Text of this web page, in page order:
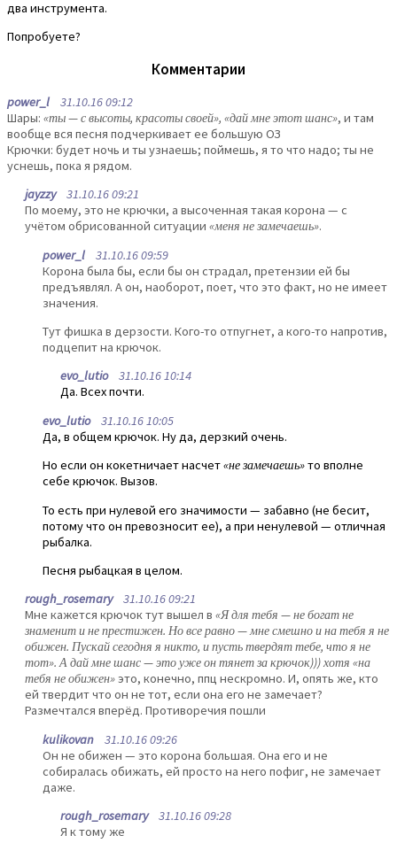
два инструмента.
Попробуете?
Комментарии
power_l 31.10.16 09:12
Шары: «ты — с высоты, красоты своей», «дай мне этот шанс», и там
вообще вся песня подчеркивает ее большую ОЗ
Крючки: будет ночь и ты узнаешь; поймешь, я то что надо; ты не
уснешь, пока я рядом.
jayzzy31.10.16 09:21
По моему, это не крючки, а высоченная такая корона — с
учётом обрисованной ситуации «меня не замечаешь».
power_l 31.10.16 09:59
Корона была бы, если бы он страдал, претензии ей бы
предъявлял. А он, наоборот, поет, что это факт, но не имеет
значения.
Тут фишка в дерзости. Кого-то отпугнет, а кого-то напротив,
подцепит на крючок.
evo_lutio31.10.16 10:14
Да. Всех почти.
evo_lutio31.10.16 10:05
Да, в общем крючок. Ну да, дерзкий очень.
Но если он кокетничает насчет«не замечаешь»то вполне
себе крючок. Вызов.
То есть при нулевой его значимости — забавно (не бесит,
потому что он превозносит ее), а при ненулевой — отличная
рыбалка.
Песня рыбацкая в целом.
rough_rosemary31.10.16 09:21
Мне кажется крючок тут вышел в «Я для тебя — не богат не
знаменит и не престижен. Но все равно — мне смешно и на тебя я не
обижен. Пускай сегодня я никто, и пусть твердят тебе, что я не
тот». А дай мне шанс — это уже он тянет за крючок))) хотя «на
тебя не обижен»это, конечно, ппц нескромно. И, опять же, кто
ей твердит что он не тот, если она его не замечает?
Размечтался вперёд. Противоречия пошли
kulikovan 31.10.16 09:26
Он не обижен — это корона большая. Она его и не
собиралась обижать, ей просто на него пофиг, не замечает
даже.
rough_rosemary31.10.16 09:28
Я к тому же